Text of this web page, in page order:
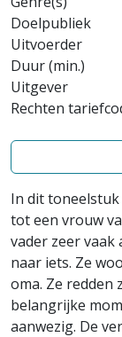
Doelpubliek
Uitvoerder
Duur (min.)
Uitgever
Rechten
In dit
tot een vrouw
vader zeer vaak
naar iets. Ze
oma. Ze redden
belangrijke
aanwezig. De